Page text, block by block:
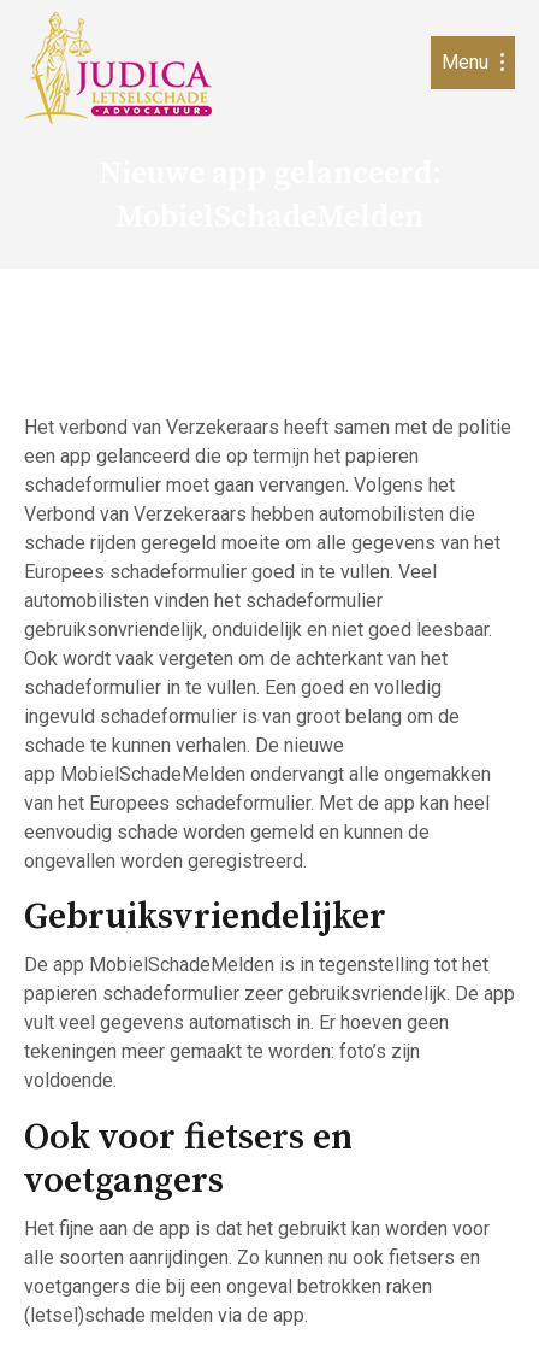
Menu
Het verbond van Verzekeraars heeft samen met de politie
een app gelanceerd die op termijn het papieren
schadeformulier moet gaan vervangen. Volgens het
Verbond van Verzekeraars hebben automobilisten die
schade rijden geregeld moeite om alle gegevens van het
Europees schadeformulier goed in te vullen. Veel
automobilisten vinden het schadeformulier
gebruiksonvriendelijk, onduidelijk en niet goed leesbaar.
Ook wordt vaak vergeten om de achterkant van het
schadeformulier in te vullen. Een goed en volledig
ingevuld schadeformulier is van groot belang om de
schade te kunnen verhalen. De nieuwe
app MobielSchadeMelden ondervangt alle ongemakken
van het Europees schadeformulier. Met de app kan heel
eenvoudig schade worden gemeld en kunnen de
ongevallen worden geregistreerd.
Gebruiksvriendelijker
De app MobielSchadeMelden is in tegenstelling tot het
papieren schadeformulier zeer gebruiksvriendelijk. De app
vult veel gegevens automatisch in. Er hoeven geen
tekeningen meer gemaakt te worden: foto’s zijn
voldoende.
Ook voor fietsers en
voetgangers
Het fijne aan de app is dat het gebruikt kan worden voor
alle soorten aanrijdingen. Zo kunnen nu ook fietsers en
voetgangers die bij een ongeval betrokken raken
(letsel)schade melden via de app.